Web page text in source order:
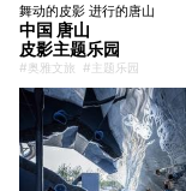
舞动的皮影 进行的唐山
中国 唐山
皮影主题乐园
#奥雅文旅 #主题乐园